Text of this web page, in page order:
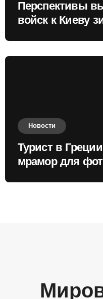
Перспективы
войск к Киеву
Новости
Турист в
мрамор для